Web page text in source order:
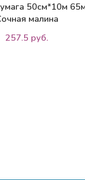
50см*10м
малина
257.5 руб.